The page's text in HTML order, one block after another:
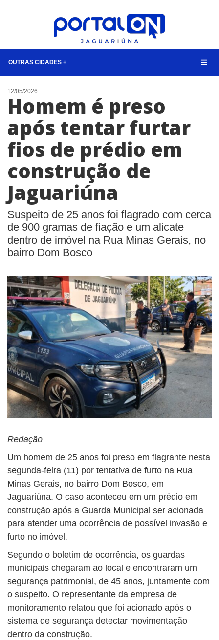
OUTRAS CIDADES +
NOTÍCIAS
LISTA DIGITAL
CONTATO
ANUNCIE
12/05/2026
Homem é preso
após tentar furtar
fios de prédio em
construção de
Jaguariúna
Suspeito de 25 anos foi flagrado com cerca
de 900 gramas de fiação e um alicate
dentro de imóvel na Rua Minas Gerais, no
bairro Dom Bosco
Redação
Um homem de 25 anos foi preso em flagrante nesta
segunda-feira (11) por tentativa de furto na Rua
Minas Gerais, no bairro Dom Bosco, em
Jaguariúna. O caso aconteceu em um prédio em
construção após a Guarda Municipal ser acionada
para atender uma ocorrência de possível invasão e
furto no imóvel.
Segundo o boletim de ocorrência, os guardas
municipais chegaram ao local e encontraram um
segurança patrimonial, de 45 anos, juntamente com
o suspeito. O representante da empresa de
monitoramento relatou que foi acionado após o
sistema de segurança detectar movimentação
dentro da construção.